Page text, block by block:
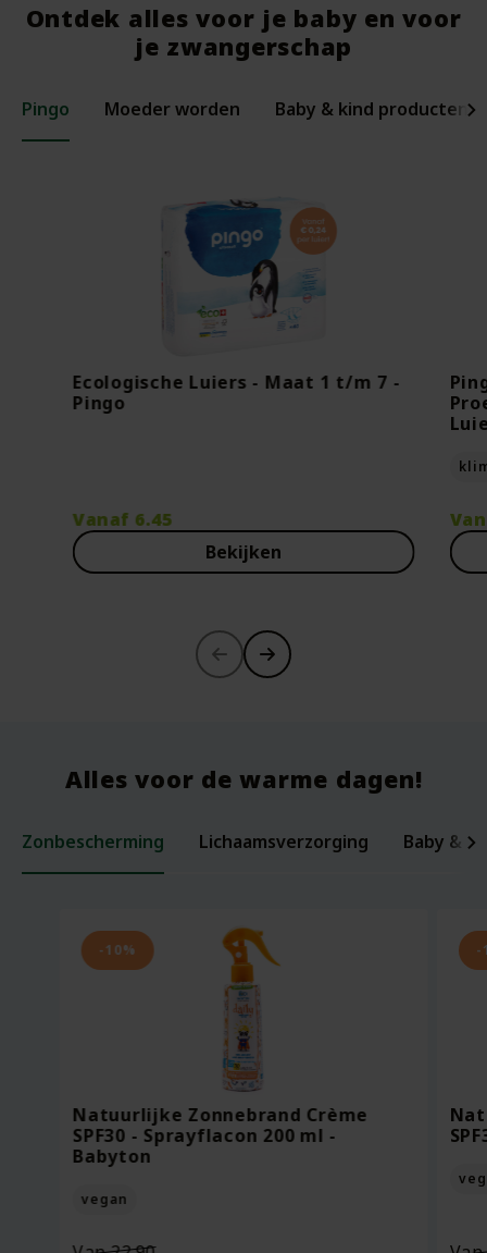
Ontdek alles voor je baby en voor
je zwangerschap
Pingo Moeder worden Baby & kind producten
Ecologische Luiers - Maat 1 t/m 7 -
Pingo
Vanaf 6.45
Bekijken
Bekijken
Oorspronkelijke
is:
€13.27.
Bekijken
Alles voor de warme dagen!
Zonbescherming Lichaamsverzorging Baby &
-10%
Natuurlijke Zonnebrand Crème
SPF30 - Sprayflacon 200 ml -
Babyton
vegan
-